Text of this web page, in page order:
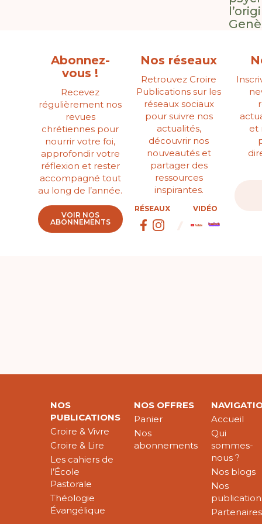
Abonnez-
vous !
Recevez
régulièrement nos
revues
chrétiennes pour
nourrir votre foi,
approfondir votre
réflexion et rester
accompagné tout
au long de l’année.
VOIR NOS
ABONNEMENTS
Nos réseaux
Retrouvez Croire
Publications sur les
réseaux sociaux
pour suivre nos
actualités,
découvrir nos
nouveautés et
partager des
ressources
inspirantes.
RÉSEAUX VIDÉO
et
NOS
PUBLICATIONS
Croire & Vivre
Croire & Lire
Les cahiers de
l’École
Pastorale
Théologie
Évangélique
NOS OFFRES
Panier
Nos
abonnements
Accueil
Qui
sommes-
nous ?
Nos blogs
Nos
Partenaires